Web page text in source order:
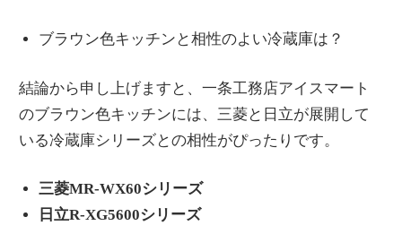
ブラウン色キッチンと相性のよい冷蔵庫は？
結論から申し上げますと、一条工務店アイスマート
のブラウン色キッチンには、三菱と日立が展開して
いる冷蔵庫シリーズとの相性がぴったりです。
三菱MR-WX60シリーズ
日立R-XG5600シリーズ